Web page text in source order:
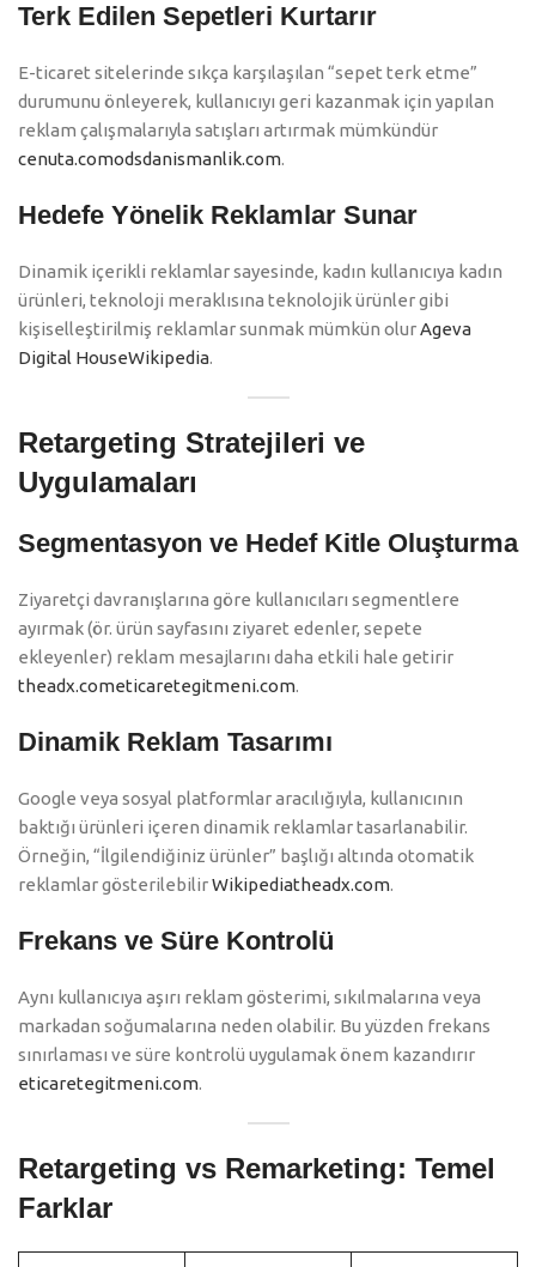
Terk Edilen Sepetleri Kurtarır
E-ticaret sitelerinde sıkça karşılaşılan “sepet terk etme”
durumunu önleyerek, kullanıcıyı geri kazanmak için yapılan
reklam çalışmalarıyla satışları artırmak mümkündür
cenuta.comodsdanismanlik.com.
Hedefe Yönelik Reklamlar Sunar
Dinamik içerikli reklamlar sayesinde, kadın kullanıcıya kadın
ürünleri, teknoloji meraklısına teknolojik ürünler gibi
kişiselleştirilmiş reklamlar sunmak mümkün olurAgeva
Digital HouseWikipedia.
Retargeting Stratejileri ve
Uygulamaları
Segmentasyon ve Hedef Kitle Oluşturma
Ziyaretçi davranışlarına göre kullanıcıları segmentlere
ayırmak (ör. ürün sayfasını ziyaret edenler, sepete
ekleyenler) reklam mesajlarını daha etkili hale getirir
theadx.cometicaretegitmeni.com.
Dinamik Reklam Tasarımı
Google veya sosyal platformlar aracılığıyla, kullanıcının
baktığı ürünleri içeren dinamik reklamlar tasarlanabilir.
Örneğin, “İlgilendiğiniz ürünler” başlığı altında otomatik
reklamlar gösterilebilirWikipediatheadx.com.
Frekans ve Süre Kontrolü
Aynı kullanıcıya aşırı reklam gösterimi, sıkılmalarına veya
markadan soğumalarına neden olabilir. Bu yüzden frekans
sınırlaması ve süre kontrolü uygulamak önem kazandırır
eticaretegitmeni.com.
Retargeting vs Remarketing: Temel
Farklar